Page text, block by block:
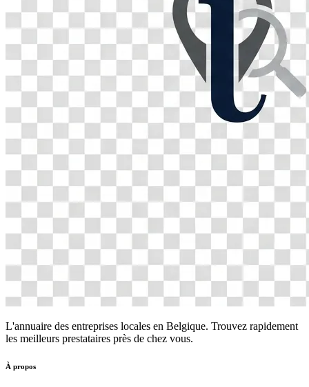
L'annuaire des entreprises locales en Belgique. Trouvez rapidement
les meilleurs prestataires près de chez vous.
À propos